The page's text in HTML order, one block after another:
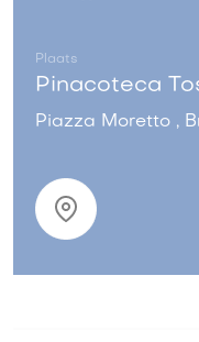
Plaats
Pinacoteca
Piazza Moretto ,